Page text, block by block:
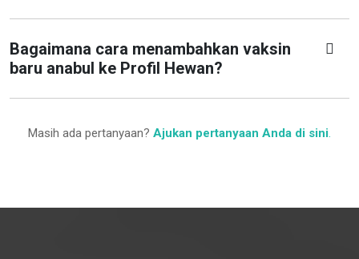
Bagaimana cara menambahkan vaksin
baru anabul ke Profil Hewan?
Masih ada pertanyaan? Ajukan pertanyaan Anda di sini.